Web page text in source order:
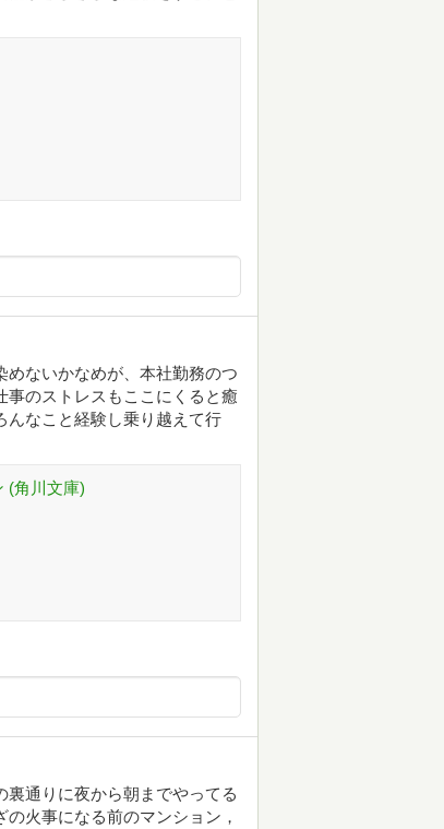
ないかなめが、本社勤務のつ
事のストレスもここにくると癒
んなこと経験し乗り越えて行
(角川文庫)
通りに夜から朝までやってる
火事になる前のマンション，